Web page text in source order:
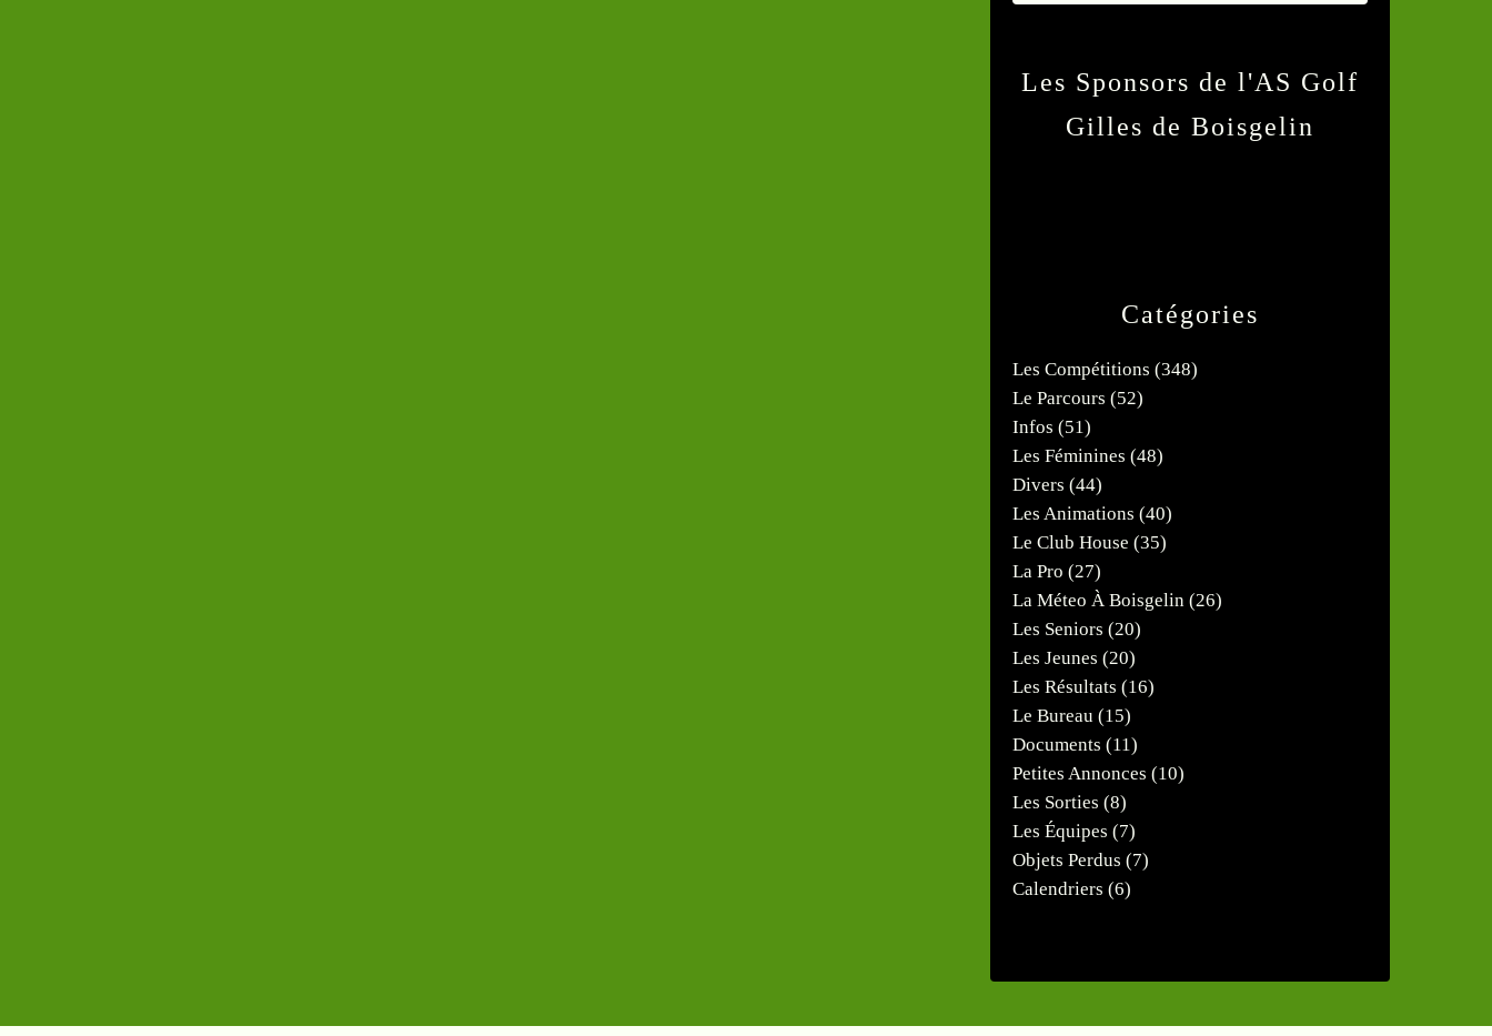
Catégories
Les Compétitions (348)
Le Parcours (52)
Infos (51)
Les Féminines (48)
Divers (44)
Les Animations (40)
Le Club House (35)
La Pro (27)
La Méteo À Boisgelin (26)
Les Seniors (20)
Les Jeunes (20)
Les Résultats (16)
Le Bureau (15)
Documents (11)
Petites Annonces (10)
Les Sorties (8)
Les Équipes (7)
Objets Perdus (7)
Calendriers (6)
Les Sponsors de l'AS Golf
Gilles de Boisgelin